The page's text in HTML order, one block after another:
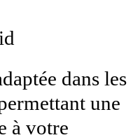
dans les
une
à votre